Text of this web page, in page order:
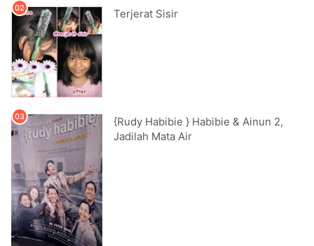
Terjerat Sisir
{Rudy Habibie } Habibie & Ainun 2,
Jadilah Mata Air